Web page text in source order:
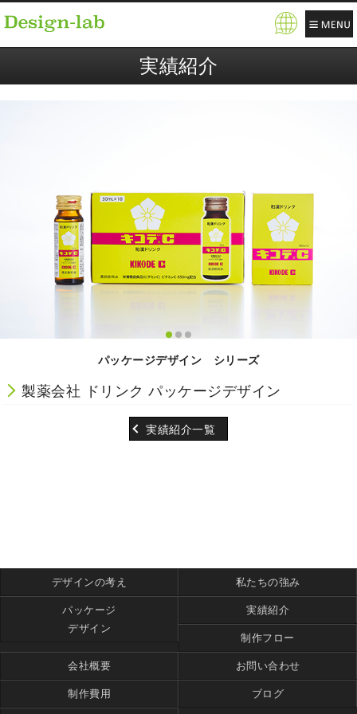
実績紹介
パッケージデザイン シリーズ
製薬会社 ドリンク パッケージデザイン
実績紹介一覧
デザインの考え 私たちの強み
パッケージ
デザイン
実績紹介
制作フロー
会社概要 お問い合わせ
制作費用 ブログ